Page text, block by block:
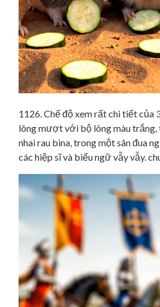
1126. Chế độ xem rất chi tiết của
lông mượt với bộ lông màu trắng,
nhai rau bina, trong một sân đua
các hiệp sĩ và biểu ngữ vẫy vẫy.